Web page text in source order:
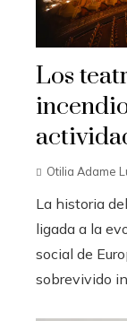
Los
Otilia Adame
La historia
ligada a la
social de
sobrevivido